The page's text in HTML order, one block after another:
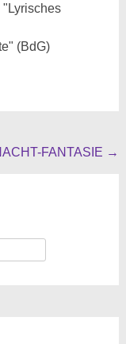
"Lyrisches
(BdG)
FANTASIE →